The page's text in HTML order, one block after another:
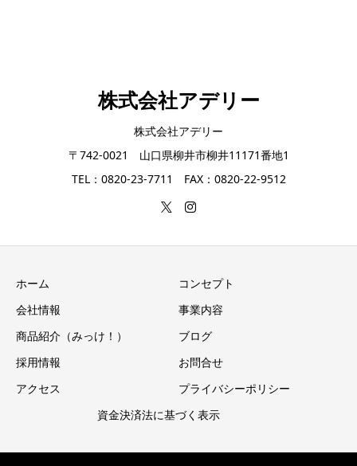
株式会社アデリー
株式会社アデリー
〒742-0021 山口県柳井市柳井11171番地1
TEL：0820-23-7711 FAX：0820-22-9512
ホーム
コンセプト
会社情報
事業内容
商品紹介（みっけ！）
ブログ
採用情報
お問合せ
アクセス
プライバシーポリシー
資金決済法に基づく表示